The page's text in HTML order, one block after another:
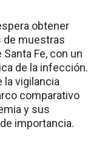
obtener
de muestras
Fe, con un
de la infección.
la vigilancia
comparativo
y sus
importancia.